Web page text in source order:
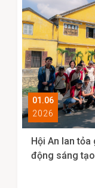
01.06
2026
Hội An lan
động sáng